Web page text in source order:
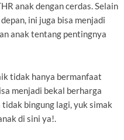
anak dengan cerdas. Selain
ini juga bisa menjadi
anak tentang pentingnya
tidak hanya bermanfaat
menjadi bekal berharga
tidak bingung lagi, yuk simak
di sini ya!.